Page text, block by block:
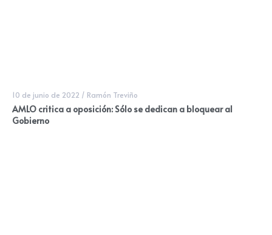
10 de junio de 2022 / Ramón Treviño
AMLO critica a oposición: Sólo se dedican a bloquear al
Gobierno